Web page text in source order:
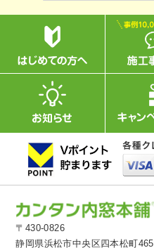
〒430-0826
静岡県浜松市中央区四本松町465